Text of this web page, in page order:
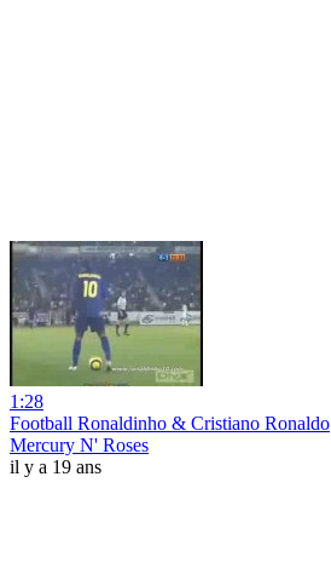
1:28
Football Ronaldinho & Cristiano Ronaldo
Mercury N' Roses
il y a 19 ans